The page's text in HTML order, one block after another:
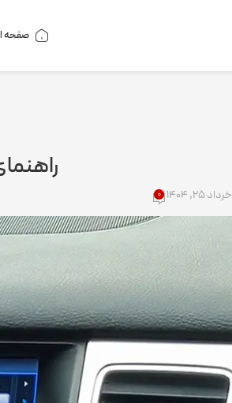
صفحه
۲۵, ۱۴۰۴ ۰